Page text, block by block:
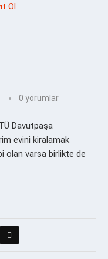
Ol
0 yorumlar
Davutpaşa
evini kiralamak
olan varsa birlikte de